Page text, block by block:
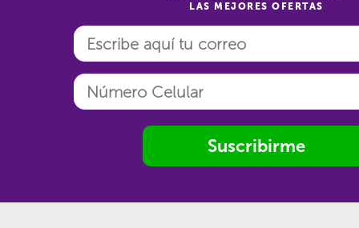
LAS MEJORES OFERTAS
Suscribirme